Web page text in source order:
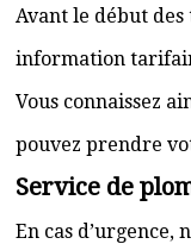
Avant le début
information
Vous connaissez
pouvez prendre
Service de
En cas d’urgence,